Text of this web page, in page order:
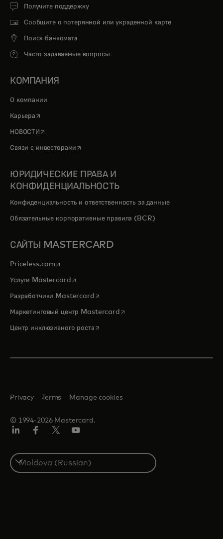
Получите поддержку
Сообщите о потерянной или украденной карте
Поиск банкомата
Часто задаваемые вопросы
КОМПАНИЯ
О компании
Карьера opens in a new tab
НОВОСТИ opens in a new tab
Связи с инвесторами opens in a new tab
ЮРИДИЧЕСКИЕ ПРАВА И
КОНФИДЕНЦИАЛЬНОСТЬ
Конфиденциальность и ответственность за данные
Обязательные корпоративные правила (BCR)
САЙТЫ MASTERCARD
Priceless.com opens in a new tab
Услуги Mastercardopens in a new tab
Разработчики Mastercardopens in a new tab
Маркетинговый центр Mastercardopens in a new tab
Центр инклюзивного ростаopens in a new tab
© 1994-2026 Mastercard.
Privacy Terms Manage cookies
Select
a
country